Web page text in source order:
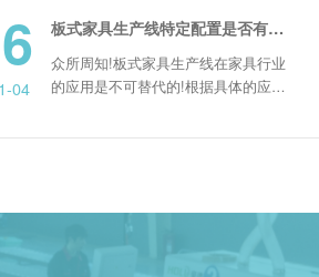
板式家具生产线特定配置是否有选择的价值？
众所周知!板式家具生产线在家具行业
的应用是不可替代的!根据具体的应用
的功能和配套也有很大不同。很多用户
了解决用户和网友的困惑，总结...